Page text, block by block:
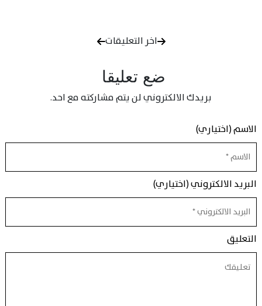
اخر التعليقات
ضع تعليقا
بريدك الالكتروني لن يتم مشاركته مع احد.
الاسم (اختياري)
البريد الالكتروني (اختياري)
التعليق